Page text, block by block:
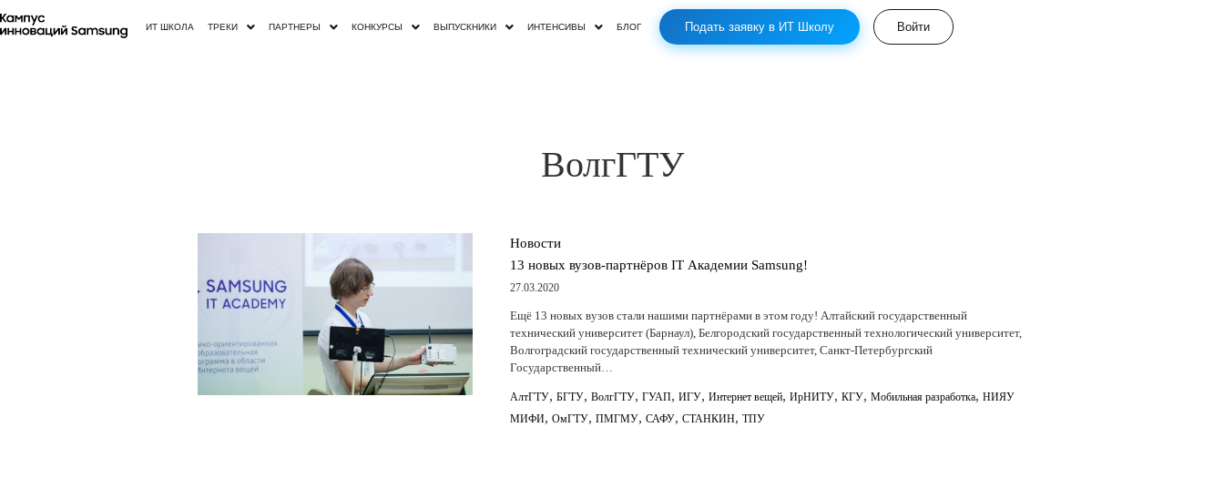
ИТ ШКОЛА ТРЕКИ ПАРТНЕРЫ КОНКУРСЫ ВЫПУСКНИКИ ИНТЕНСИВЫ БЛОГ Подать заявку в ИТ Школу Войти
ВолгГТУ
Новости
13 новых вузов-партнёров IT Академии Samsung!
27.03.2020
Ещё 13 новых вузов стали нашими партнёрами в этом году! Алтайский государственный
технический университет (Барнаул), Белгородский государственный технологический университет,
Волгоградский государственный технический университет, Санкт-Петербургский
Государственный…
АлтГТУ, БГТУ, ВолгГТУ, ГУАП, ИГУ, Интернет вещей, ИрНИТУ, КГУ, Мобильная разработка, НИЯУ
МИФИ, ОмГТУ, ПМГМУ, САФУ, СТАНКИН, ТПУ